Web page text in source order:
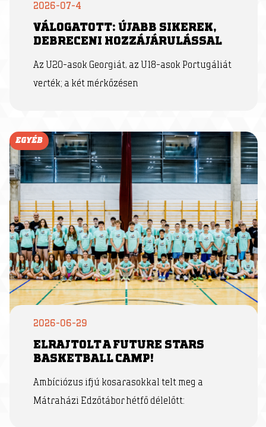
2026-07-4
VÁLOGATOTT: ÚJABB SIKEREK,
DEBRECENI HOZZÁJÁRULÁSSAL
Az U20-asok Georgiát, az U18-asok Portugáliát
verték; a két mérkőzésen
EGYÉB
2026-06-29
ELRAJTOLT A FUTURE STARS
BASKETBALL CAMP!
Ambíciózus ifjú kosarasokkal telt meg a
Mátraházi Edzőtábor hétfő délelőtt: